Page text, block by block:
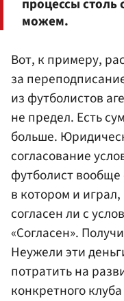
процессы столь
можем.
Вот, к примеру,
за
из футболистов
не предел. Есть
больше.
согласование
футболист вообще
в котором и
согласен ли с
«Согласен».
Неужели эти
потратить на
конкретного